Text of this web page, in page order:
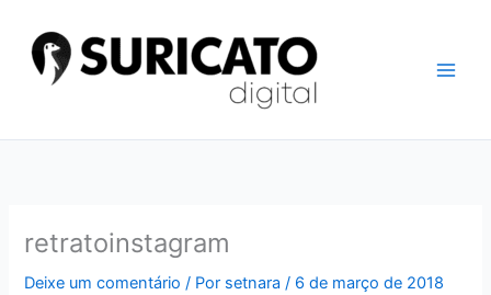
conteúdo
retratoinstagram
Deixe um comentário / Por setnara/ 6 de março de 2018